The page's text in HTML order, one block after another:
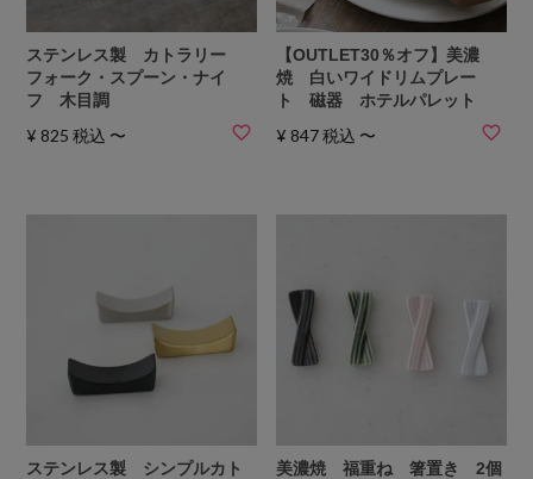
ステンレス製 カトラリー
フォーク・スプーン・ナイ
フ 木目調
¥ 825 税込 〜
【OUTLET30％オフ】美濃
焼 白いワイドリムプレー
ト 磁器 ホテルパレット
¥ 847税込 〜
ステンレス製 シンプルカト
美濃焼 福重ね 箸置き 2個